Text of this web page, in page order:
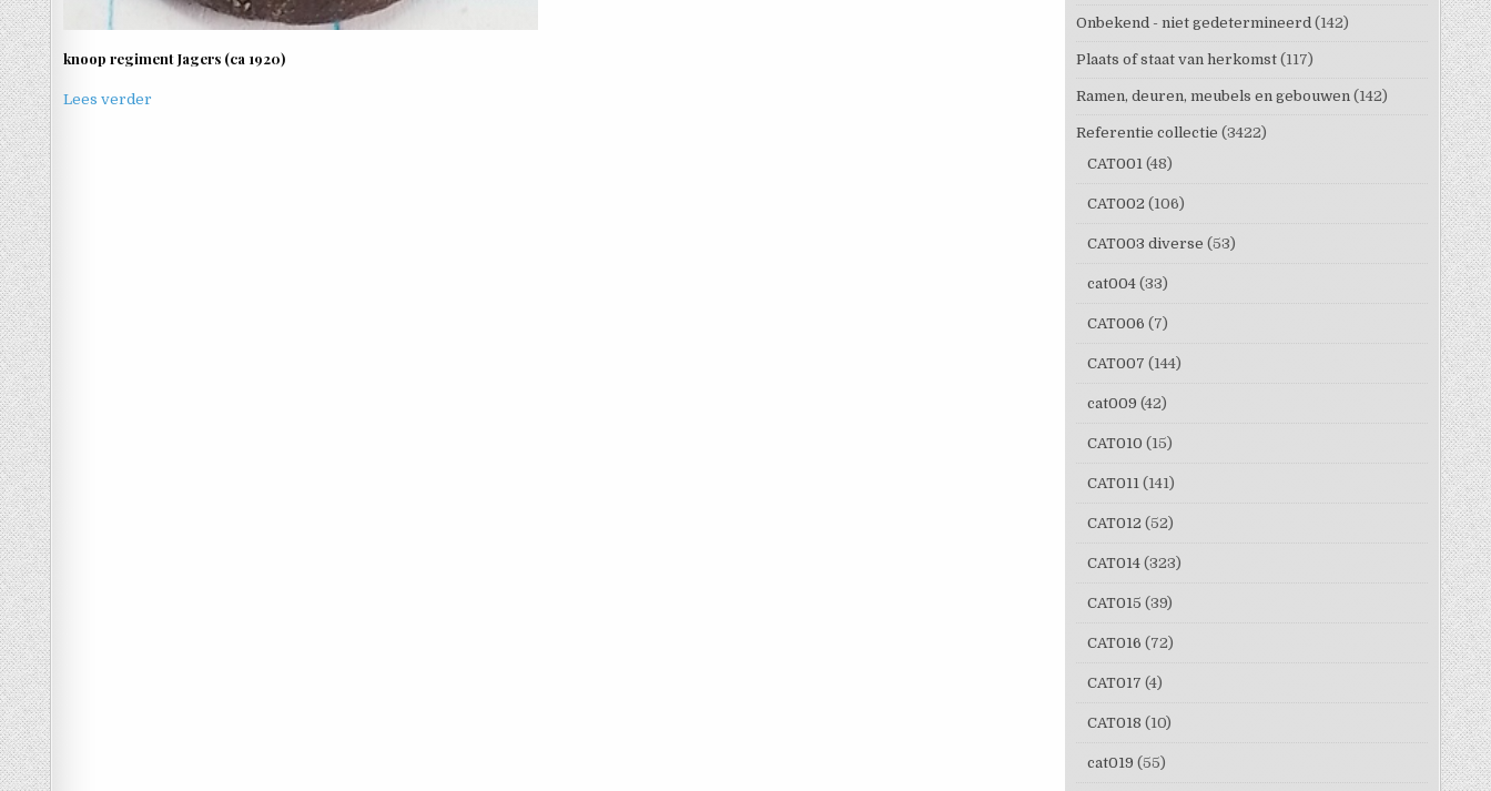
knoop regiment Jagers (ca 1920)
Lees verder
Onbekend - niet gedetermineerd (142)
Plaats of staat van herkomst (117)
Ramen, deuren, meubels en gebouwen (142)
Referentie collectie (3422)
CAT001 (48)
CAT002 (106)
CAT003 diverse (53)
cat004 (33)
CAT006 (7)
CAT007 (144)
cat009 (42)
CAT010 (15)
CAT011 (141)
CAT012 (52)
CAT014 (323)
CAT015 (39)
CAT016 (72)
CAT017 (4)
CAT018 (10)
cat019 (55)